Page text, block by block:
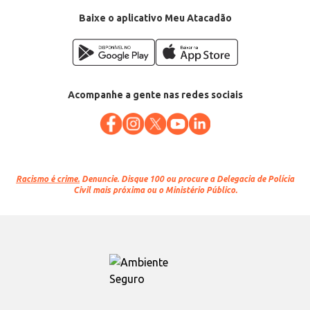
Baixe o aplicativo Meu Atacadão
Acompanhe a gente nas redes sociais
Racismo é crime. Denuncie. Disque 100 ou procure a Delegacia de Polícia
Civil mais próxima ou o Ministério Público.